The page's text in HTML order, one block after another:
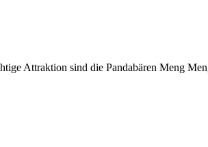
Attraktion sind die Pandabären Meng